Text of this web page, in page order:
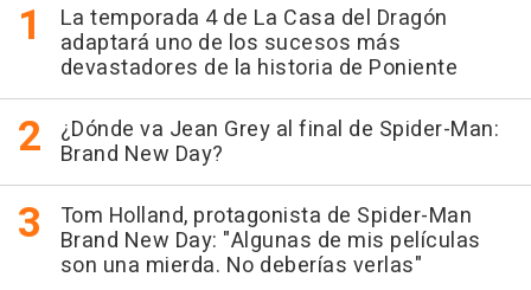
La temporada 4 de La Casa del Dragón
adaptará uno de los sucesos más
devastadores de la historia de Poniente
¿Dónde va Jean Grey al final de Spider-Man:
Brand New Day?
Tom Holland, protagonista de Spider-Man
Brand New Day: "Algunas de mis películas
son una mierda. No deberías verlas"